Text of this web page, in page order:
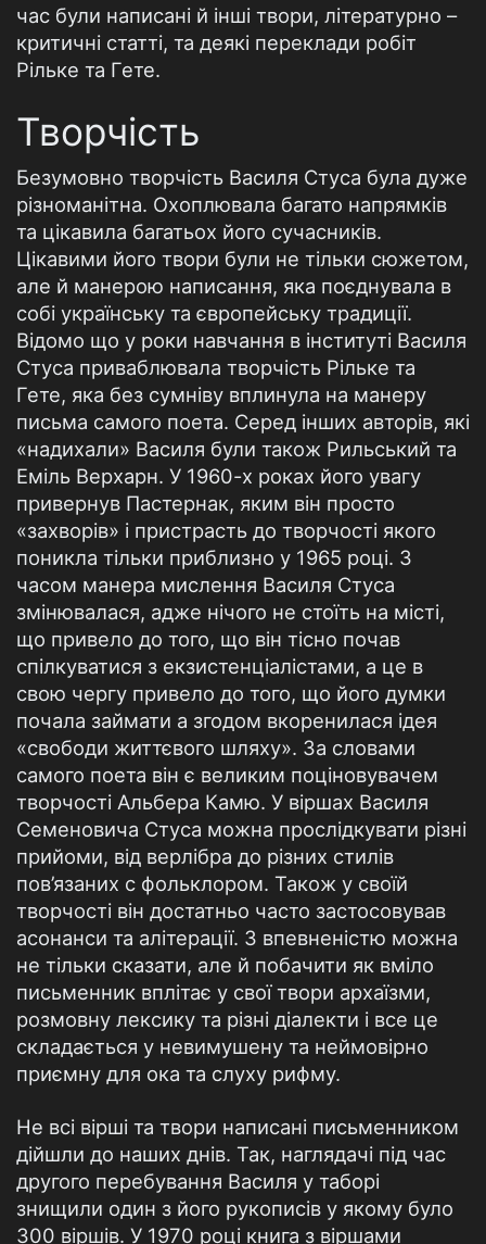
час були написані й інші твори, літературно –
критичні статті, та деякі переклади робіт
Рільке та Гете.
Творчість
Безумовно творчість Василя Стуса була дуже
різноманітна. Охоплювала багато напрямків
та цікавила багатьох його сучасників.
Цікавими його твори були не тільки сюжетом,
але й манерою написання, яка поєднувала в
собі українську та європейську традиції.
Відомо що у роки навчання в інституті Василя
Стуса приваблювала творчість Рільке та
Гете, яка без сумніву вплинула на манеру
письма самого поета. Серед інших авторів, які
«надихали» Василя були також Рильський та
Еміль Верхарн. У 1960-х роках його увагу
привернув Пастернак, яким він просто
«захворів» і пристрасть до творчості якого
поникла тільки приблизно у 1965 році. З
часом манера мислення Василя Стуса
змінювалася, адже нічого не стоїть на місті,
що привело до того, що він тісно почав
спілкуватися з екзистенціалістами, а це в
свою чергу привело до того, що його думки
почала займати а згодом вкоренилася ідея
«свободи життєвого шляху». За словами
самого поета він є великим поціновувачем
творчості Альбера Камю. У віршах Василя
Семеновича Стуса можна прослідкувати різні
прийоми, від верлібра до різних стилів
пов’язаних с фольклором. Також у своїй
творчості він достатньо часто застосовував
асонанси та алітерації. З впевненістю можна
не тільки сказати, але й побачити як вміло
письменник вплітає у свої твори архаїзми,
розмовну лексику та різні діалекти і все це
складається у невимушену та неймовірно
приємну для ока та слуху рифму.
Не всі вірші та твори написані письменником
дійшли до наших днів. Так, наглядачі під час
другого перебування Василя у таборі
знищили один з його рукописів у якому було
300 віршів. У 1970 році книга з віршами